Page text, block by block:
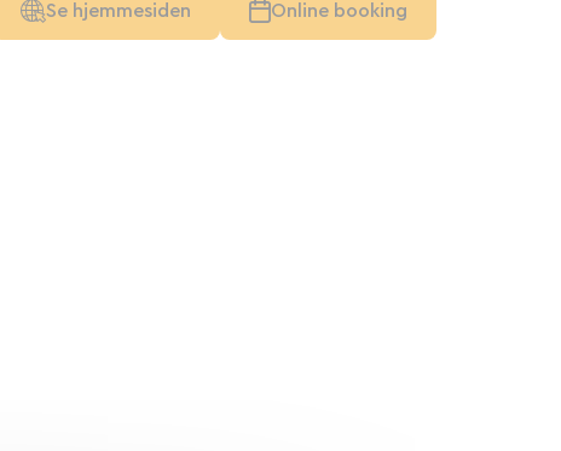
Se hjemmesiden Online booking